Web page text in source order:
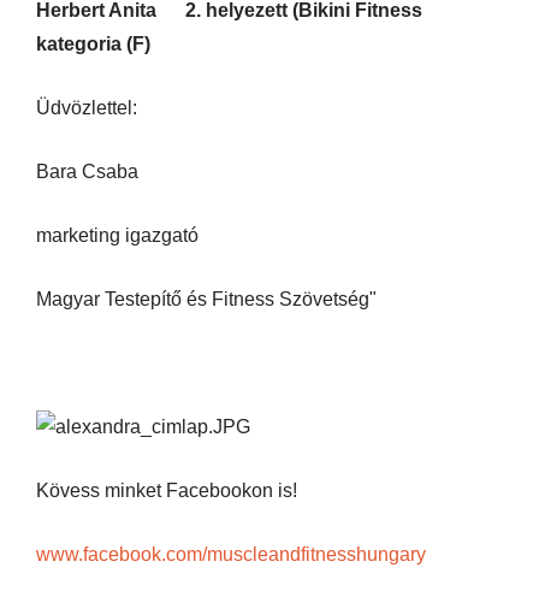
Herbert Anita 2. helyezett (Bikini Fitness
kategoria (F)
Üdvözlettel:
Bara Csaba
marketing igazgató
Magyar Testepítő és Fitness Szövetség"
Kövess minket Facebookon is!
www.facebook.com/muscleandfitnesshungary